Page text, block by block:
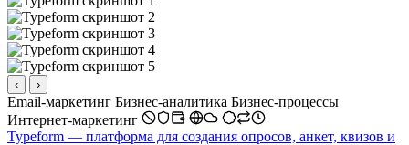
‹ ›
Email-маркетинг Бизнес-аналитика Бизнес-процессы
Интернет-маркетинг
Typeform — платформа для создания опросов, анкет, квизов и